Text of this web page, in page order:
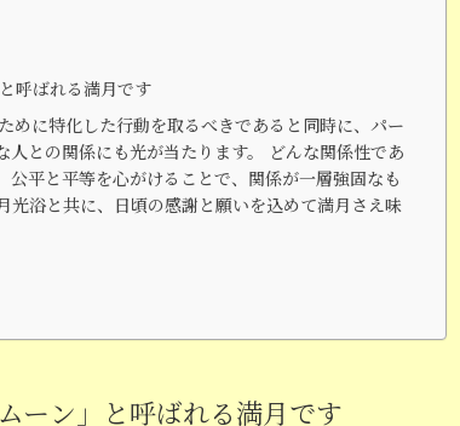
呼ばれる満月です
に特化した行動を取るべきであると同時に、パー
人との関係にも光が当たります。 どんな関係性であ
公平と平等を心がけることで、関係が一層強固なも
光浴と共に、日頃の感謝と願いを込めて満月さえ味
ーン」と呼ばれる満月です